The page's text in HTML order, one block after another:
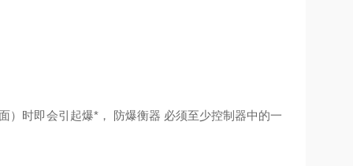
）时即会引起爆*， 防爆衡器 必须至少控制器中的一